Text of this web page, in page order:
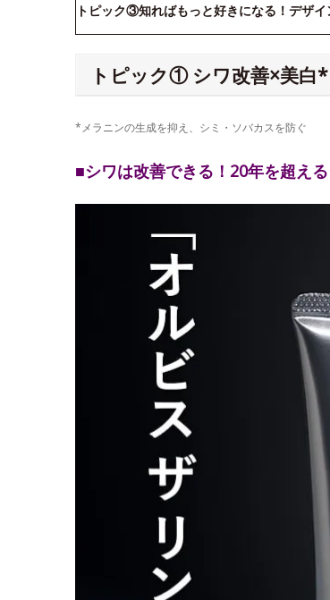
トピック③知ればもっと好きになる！デザ
トピック① シワ改善×美白
*メラニンの生成を抑え、シミ・ソバカスを防ぐ
■シワは改善できる！20年を超え